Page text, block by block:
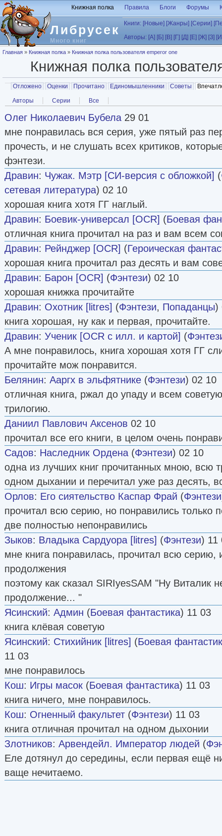
Перейти к основному содержанию
Либрусек
Много книг
Книжная полка Правила Блоги Форумы
Книги: [Новые] [Жанры] [Серии]
Авторы: [А] [Б] [В] [Г] [Д] [Е] [Ж] [З]
Вы здесь
Главная » Книжная полка » Книжная полка пользователя emperor one
Книжная полка
Главные вкладки
Отложено Оценки Прочитано Единомышленники Советы
Вторичные вкладки
Авторы Серии Все
Олег Николаевич Бубела 29 01
мне понравилась вся серия, уже пятый раз
прочесть, и не слушать всех критиков,
фэнтези.
Дравин: Чужак. Мэтр [СИ-версия с обложкой] (
сетевая литература) 02 10
хорошая книга хотя ГГ наглый.
Дравин: Боевик-универсал [OCR] (Боевая
отличная книга прочитал на раз и вам всем
Дравин: Рейнджер [OCR] (Героическая
хорошая книга прочитал раз десять и вам
Дравин: Барон [OCR] (Фэнтези) 02 10
хорошая книжка прочитайте
Дравин: Охотник [litres] (Фэнтези, Попаданцы)
книга хорошая, ну как и первая, прочитайте.
Дравин: Ученик [OCR с илл. и картой] (
А мне понравилось, книга хорошая хотя ГГ
прочитайте мож понравится.
Белянин: Ааргх в эльфятнике (Фэнтези) 02 10
отличная книга, ржал до упаду и всем
трилогию.
Даниил Павлович Аксенов 02 10
прочитал все его книги, в целом очень
Садов: Наследник Ордена (Фэнтези) 02 10
одна из лучших книг прочитанных мною, всю
одном дыхании и перечитал уже раз десять,
Орлов: Его сиятельство Каспар Фрай (Фэнтези
прочитал всю серию, но понравились только
две полностью непонравились
Зыков: Владыка Сардуора [litres] (Фэнтези) 11
мне книга понравилась, прочитал всю серию,
продолжения
поэтому как сказал SIRIyesSAM "Ну Виталик
продолжение... "
Ясинский: Админ (Боевая фантастика) 11 03
книга клёвая советую
Ясинский: Стихийник [litres] (Боевая
11 03
мне понравилось
Кош: Игры масок (Боевая фантастика) 11 03
книга ничего, мне понравилось.
Кош: Огненный факультет (Фэнтези) 11 03
книга отличная прочитал на одном дыхонии
Злотников: Арвендейл. Император людей (
Еле дотянул до середины, если первая ещё
ваще нечитаемо.